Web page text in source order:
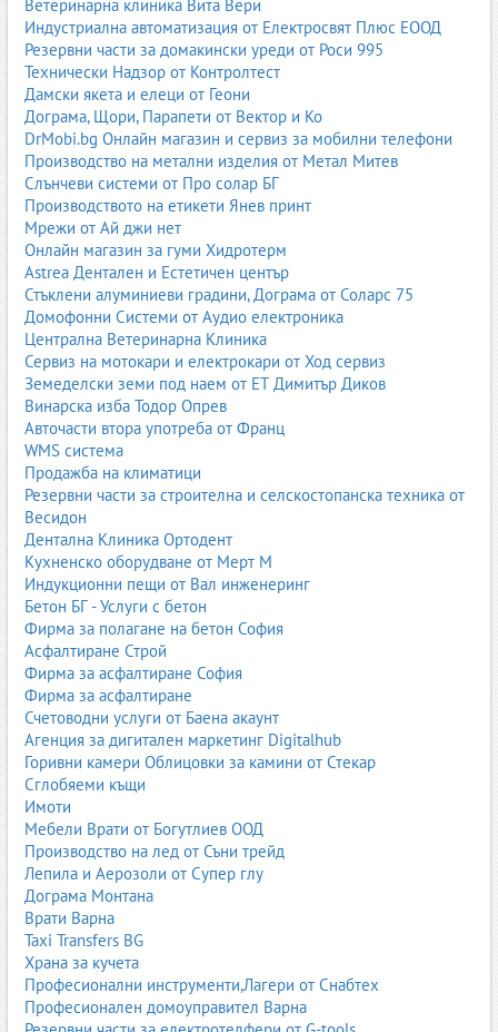
по-нисък разход от дизеловите;
възможност за работа в хранителни складове.
Газокарите са предпочитани за логистични центрове и
търговски вериги.
2.3. Дизелови мотокари
Дизеловите мотокари са най-мощните и най-издръжливите. Те
са подходящи за:
външни площи;
строителни обекти;
тежка индустрия;
работа при високи натоварвания.
Те имат висока товароподемност и са идеални за тежки палети,
контейнери и индустриални товари.
2.4. Високоповдигачи (Reach trucks)
Reach truck машините са специализирани за тесни коридори и
високи стелажи. Те предлагат:
висока маневреност;
повдигане до 12–13 метра;
работа в тесни пространства;
ниски оперативни разходи.
Използват се в големи складове и логистични бази.
2.5. Стакери (Stackers)
Стакерите са компактни машини за:
подреждане на палети;
къси разстояния;
работа в малки складове;
магазини и търговски обекти.
Предлагат се ръчни, полуелектрически и напълно
електрически модели.
2.6. Палетни колички (Палетни транспалети)
Палетните колички са най-бюджетното решение за вътрешна
логистика. Те могат да бъдат:
ръчни;
електрически;
с везна;
Ветеринарна клиника Вита Вери
Индустриална автоматизация от Електросвят Плюс ЕООД
Резервни части за домакински уреди от Роси 995
Технически Надзор от Контролтест
Дамски якета и елеци от Геони
Дограма, Щори, Парапети от Вектор и Ко
DrMobi.bg Онлайн магазин и сервиз за мобилни телефони
Производство на метални изделия от Метал Митев
Слънчеви системи от Про солар БГ
Производството на етикети Янев принт
Мрежи от Ай джи нет
Онлайн магазин за гуми Хидротерм
Astrea Дентален и Естетичен център
Стъклени алуминиеви градини, Дограма от Соларс 75
Домофонни Системи от Аудио електроника
Централна Ветеринарна Клиника
Сервиз на мотокари и електрокари от Ход сервиз
Земеделски земи под наем от ЕТ Димитър Диков
Винарска изба Тодор Опрев
Авточасти втора употреба от Франц
WMS система
Продажба на климатици
Резервни части за строителна и селскостопанска техника от
Весидон
Дентална Клиника Ортодент
Кухненско оборудване от Мерт М
Индукционни пещи от Вал инженеринг
Бетон БГ - Услуги с бетон
Фирма за полагане на бетон София
Асфалтиране Строй
Фирма за асфалтиране София
Фирма за асфалтиране
Счетоводни услуги от Баена акаунт
Агенция за дигитален маркетинг Digitalhub
Горивни камери Облицовки за камини от Стекар
Сглобяеми къщи
Имоти
Мебели Врати от Богутлиев ООД
Производство на лед от Съни трейд
Лепила и Аерозоли от Супер глу
Дограма Монтана
Врати Варна
Taxi Transfers BG
Храна за кучета
Професионални инструменти,Лагери от Снабтех
Професионален домоуправител Варна